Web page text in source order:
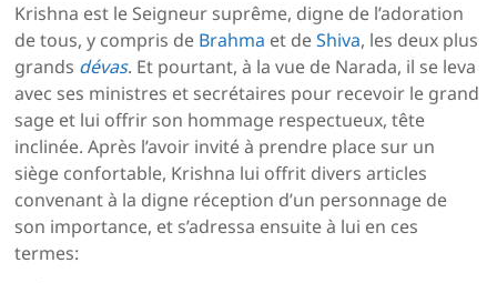
Krishna est le Seigneur suprême, digne de l’adoration
de tous, y compris de Brahma et deShiva, les deux plus
grands dévas. Et pourtant, à la vue de Narada, il se leva
avec ses ministres et secrétaires pour recevoir le grand
sage et lui offrir son hommage respectueux, tête
inclinée. Après l’avoir invité à prendre place sur un
siège confortable, Krishna lui offrit divers articles
convenant à la digne réception d’un personnage de
son importance, et s’adressa ensuite à lui en ces
termes: